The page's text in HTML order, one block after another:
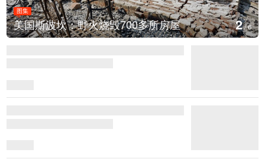
图集
叙利亚：大马士革发生爆炸 3/6